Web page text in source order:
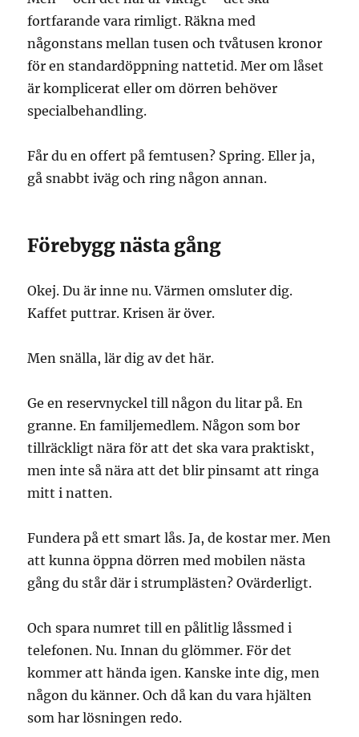
fortfarande vara rimligt. Räkna med
någonstans mellan tusen och tvåtusen kronor
för en standardöppning nattetid. Mer om låset
är komplicerat eller om dörren behöver
specialbehandling.
Får du en offert på femtusen? Spring. Eller ja,
gå snabbt iväg och ring någon annan.
Förebygg nästa gång
Okej. Du är inne nu. Värmen omsluter dig.
Kaffet puttrar. Krisen är över.
Men snälla, lär dig av det här.
Ge en reservnyckel till någon du litar på. En
granne. En familjemedlem. Någon som bor
tillräckligt nära för att det ska vara praktiskt,
men inte så nära att det blir pinsamt att ringa
mitt i natten.
Fundera på ett smart lås. Ja, de kostar mer. Men
att kunna öppna dörren med mobilen nästa
gång du står där i strumplästen? Ovärderligt.
Och spara numret till en pålitlig låssmed i
telefonen. Nu. Innan du glömmer. För det
kommer att hända igen. Kanske inte dig, men
någon du känner. Och då kan du vara hjälten
som har lösningen redo.